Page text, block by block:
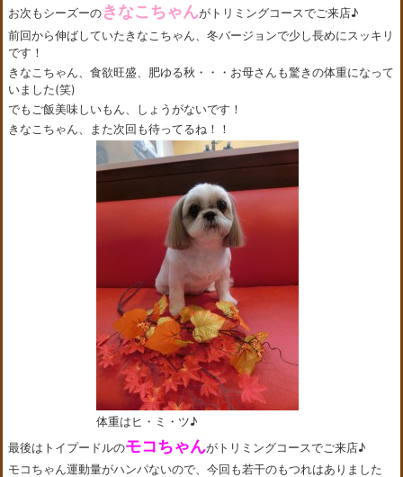
お次もシーズーの きなこちゃんがトリミングコースでご来店♪
前回から伸ばしていたきなこちゃん、冬バージョンで少し長めにスッキリ
です！
きなこちゃん、食欲旺盛、肥ゆる秋・・・お母さんも驚きの体重になって
いました(笑)
でもご飯美味しいもん、しょうがないです！
きなこちゃん、また次回も待ってるね！！
体重はヒ・ミ・ツ♪
最後はトイプードルのモコちゃんがトリミングコースでご来店♪
モコちゃん運動量がハンパないので、今回も若干のもつれはありました